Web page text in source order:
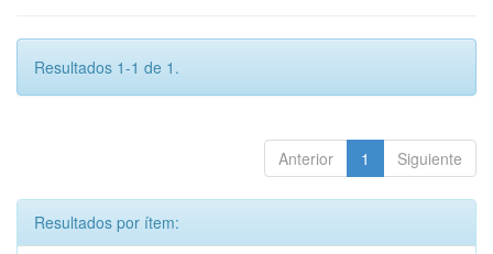
Resultados 1-1 de 1.
Anterior 1 Siguiente
Resultados por ítem: